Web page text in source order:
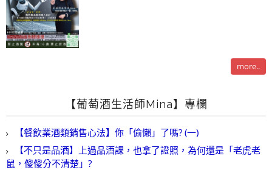
more..
【葡萄酒生活師Mina】專欄
【餐飲業酒類銷售心法】你「偷懶」了嗎? (一)
【不只是品酒】上過品酒課，也拿了證照，為何還是「老虎老
鼠，傻傻分不清楚」?